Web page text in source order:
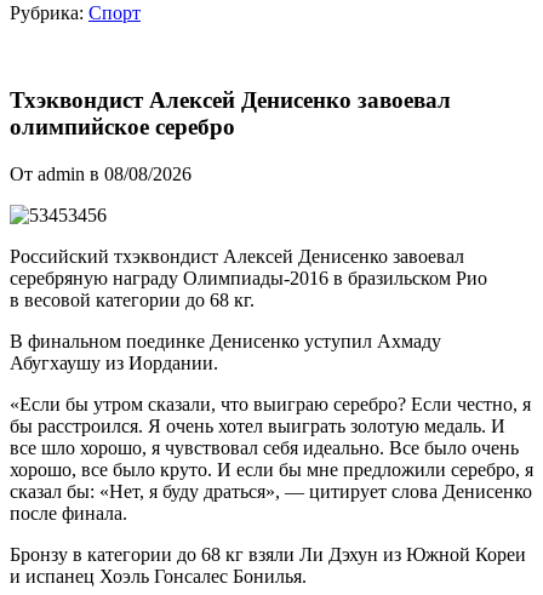
Рубрика: Спорт
Тхэквондист Алексей Денисенко завоевал
олимпийское серебро
От admin в 08/08/2026
Российский тхэквондист Алексей Денисенко завоевал
серебряную награду Олимпиады-2016 в бразильском Рио
в весовой категории до 68 кг.
В финальном поединке Денисенко уступил Ахмаду
Абугхаушу из Иордании.
«Если бы утром сказали, что выиграю серебро? Если честно, я
бы расстроился. Я очень хотел выиграть золотую медаль. И
все шло хорошо, я чувствовал себя идеально. Все было очень
хорошо, все было круто. И если бы мне предложили серебро, я
сказал бы: «Нет, я буду драться», — цитирует слова Денисенко
после финала.
Бронзу в категории до 68 кг взяли Ли Дэхун из Южной Кореи
и испанец Хоэль Гонсалес Бонилья.